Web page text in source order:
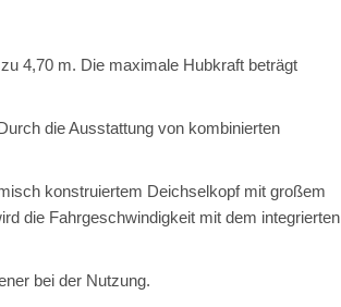
4,70 m. Die maximale Hubkraft beträgt
die Ausstattung von kombinierten
konstruiertem Deichselkopf mit großem
die Fahrgeschwindigkeit mit dem integrierten
bei der Nutzung.